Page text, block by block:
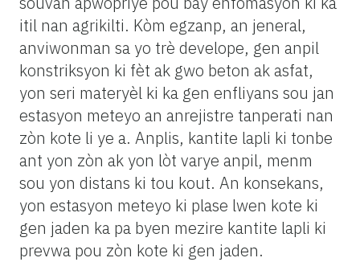
itil nan agrikilti. Kòm egzanp, an jeneral,
anviwonman sa yo trè develope, gen anpil
konstriksyon ki fèt ak gwo beton ak asfat,
yon seri materyèl ki ka gen enfliyans sou jan
estasyon meteyo an anrejistre tanperati nan
zòn kote li ye a. Anplis, kantite lapli ki tonbe
ant yon zòn ak yon lòt varye anpil, menm
sou yon distans ki tou kout. An konsekans,
yon estasyon meteyo ki plase lwen kote ki
gen jaden ka pa byen mezire kantite lapli ki
prevwa pou zòn kote ki gen jaden.